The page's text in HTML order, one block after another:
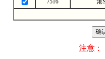
7516
港
注意：